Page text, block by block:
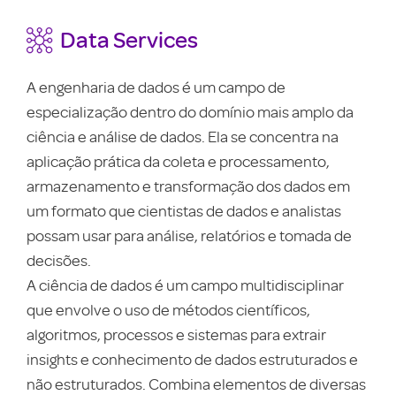
Data Services
A engenharia de dados é um campo de
especialização dentro do domínio mais amplo da
ciência e análise de dados. Ela se concentra na
aplicação prática da coleta e processamento,
armazenamento e transformação dos dados em
um formato que cientistas de dados e analistas
possam usar para análise, relatórios e tomada de
decisões.
A ciência de dados é um campo multidisciplinar
que envolve o uso de métodos científicos,
algoritmos, processos e sistemas para extrair
insights e conhecimento de dados estruturados e
não estruturados. Combina elementos de diversas